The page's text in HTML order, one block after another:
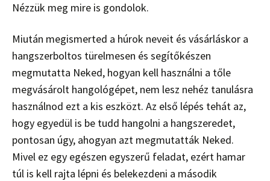
Nézzük meg mire is gondolok.
Miután megismerted a húrok neveit és vásárláskor a
hangszerboltos türelmesen és segítőkészen
megmutatta Neked, hogyan kell használni a tőle
megvásárolt hangológépet, nem lesz nehéz tanulásra
használnod ezt a kis eszközt. Az első lépés tehát az,
hogy egyedül is be tudd hangolni a hangszeredet,
pontosan úgy, ahogyan azt megmutatták Neked.
Mivel ez egy egészen egyszerű feladat, ezért hamar
túl is kell rajta lépni és belekezdeni a második